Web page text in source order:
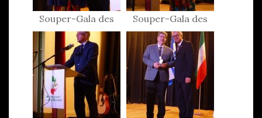
Souper-Gala des
Patriotes 2017
Souper-Gala des
Patriotes 2017